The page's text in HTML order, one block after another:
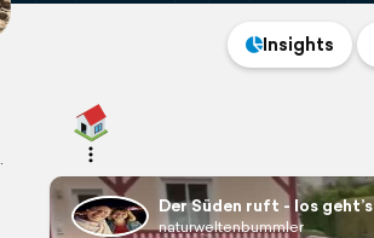
Insights
Der Süden ruft - los geht’s
naturweltenbummler